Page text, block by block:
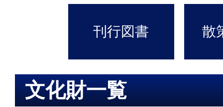
刊行図書 散
文化財一覧